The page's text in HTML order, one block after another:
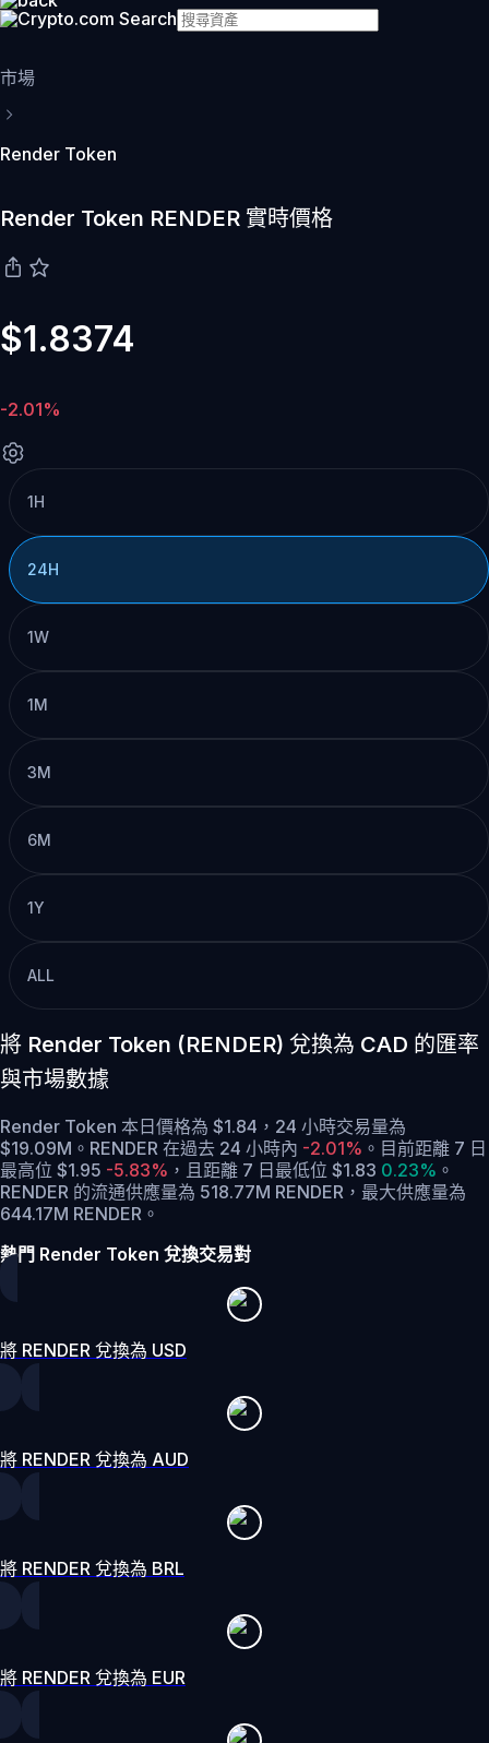
市場
Render Token
Render Token RENDER 實時價格
$1.8374
-2.01%
1H
24H
1W
1M
3M
6M
1Y
ALL
將 Render Token (RENDER) 兌換為 CAD 的匯率
與市場數據
Render Token 本日價格為 $1.84，24 小時交易量為
$19.09M。RENDER 在過去 24 小時內 -2.01% 。 目前距離 7 日
最高位 $1.95 -5.83% ， 且距離 7 日最低位 $1.83 0.23% 。
RENDER 的流通供應量為 518.77M RENDER，最大供應量為
644.17M RENDER。
熱門 Render Token 兌換交易對
將 RENDER 兌換為 USD
將 RENDER 兌換為 AUD
將 RENDER 兌換為 BRL
將 RENDER 兌換為 EUR